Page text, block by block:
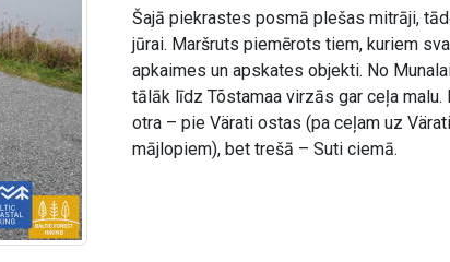
Šajā piekrastes posmā plešas mitrāji,
jūrai. Maršruts piemērots tiem, kuriem
apkaimes un apskates objekti. No
tālāk līdz Tõstamaa virzās gar ceļa
otra – pie Värati ostas (pa ceļam uz
mājlopiem), bet trešā – Suti ciemā.